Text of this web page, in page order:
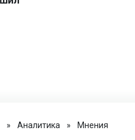
» Аналитика » Мнения